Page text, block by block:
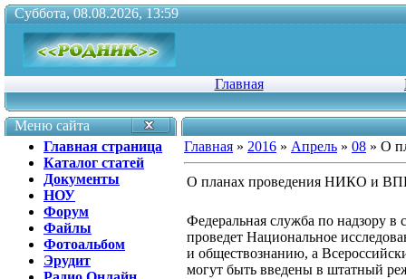
Суббота, 08.08.2026, 13:59
Главная
Меню сайта
Главная страница
Каталог статей
Документы
НОУ
Форум
Файлы
Фотоальбом
Эрудит
Главная » 2016 » Апрель » 08 » О
О планах проведения НИКО и
Федеральная служба по надзору в
проведет Национальное
и обществознанию, а
могут быть введены в штатный